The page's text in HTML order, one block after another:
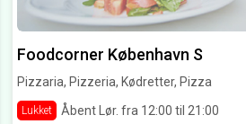
Foodcorner København S
Pizzaria, Pizzeria, Kødretter, Pizza
Lukket Åbent Lør. fra 12:00 til 21:00